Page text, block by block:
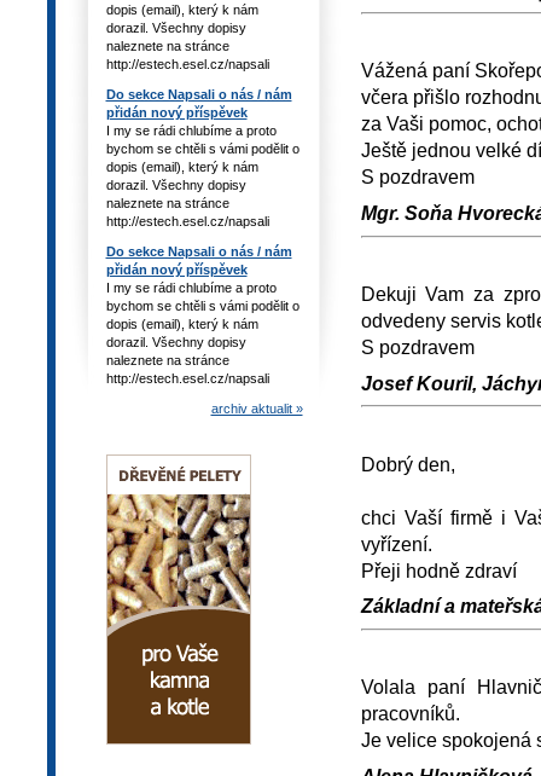
dopis (email), který k nám
dorazil. Všechny dopisy
naleznete na stránce
http://estech.esel.cz/napsali
Do sekce Napsali o nás / nám
přidán nový příspěvek
I my se rádi chlubíme a proto
bychom se chtěli s vámi podělit o
dopis (email), který k nám
dorazil. Všechny dopisy
naleznete na stránce
http://estech.esel.cz/napsali
Do sekce Napsali o nás / nám
přidán nový příspěvek
I my se rádi chlubíme a proto
bychom se chtěli s vámi podělit o
dopis (email), který k nám
dorazil. Všechny dopisy
naleznete na stránce
http://estech.esel.cz/napsali
archiv aktualit »
Vážená paní
včera přišlo
za Vaši pomoc,
Ještě jednou velké
S pozdravem
Mgr. Soňa
Dekuji Vam za
odvedeny servis
S pozdravem
Josef Kouril,
Dobrý den,
chci Vaší firmě i
vyřízení.
Přeji hodně zdraví
Základní a
Volala paní
pracovníků.
Je velice spokojená